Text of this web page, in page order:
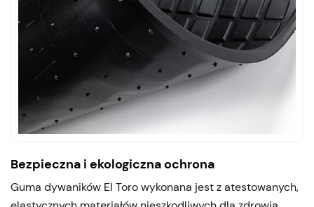
Bezpieczna i ekologiczna ochrona
Guma dywaników El Toro wykonana jest z atestowanych,